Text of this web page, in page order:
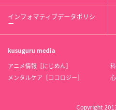
インフォマティブデータポリシ
ー
kusuguru media
アニメ情報［にじめん］
メンタルケア［ココロジー］
Copyright